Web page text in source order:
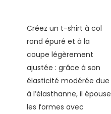
Créez un t-shirt à col
rond épuré et à la
coupe légèrement
ajustée : grâce à son
élasticité modérée due
à l’élasthanne, il épouse
les formes avec